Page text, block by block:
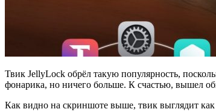
Твик JellyLock обрёл такую популярность,
фонарика, но ничего больше. К счастью, вышел
Как видно на скриншоте выше, твик выглядит